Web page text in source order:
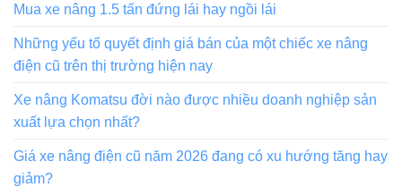
Mua xe nâng 1.5 tấn đứng lái hay ngồi lái
Những yếu tố quyết định giá bán của một chiếc xe nâng
điện cũ trên thị trường hiện nay
Xe nâng Komatsu đời nào được nhiều doanh nghiệp sản
xuất lựa chọn nhất?
Giá xe nâng điện cũ năm 2026 đang có xu hướng tăng hay
giảm?